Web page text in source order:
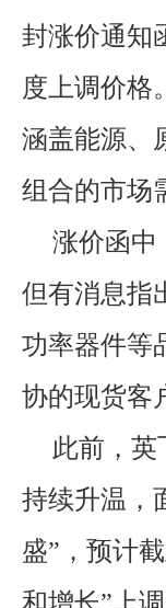
封涨价通知
度上调价格
涵盖能源、
组合的市场
涨价函中
但有消息指
功率器件等
协的现货客
此前，英
持续升温，
盛”，预计